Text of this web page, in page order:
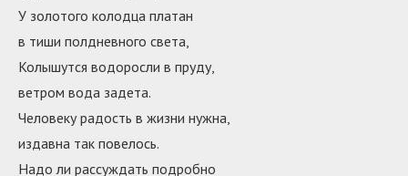
У золотого колодца платан
в тиши полдневного света,
Колышутся водоросли в пруду,
ветром вода задета.
Человеку радость в жизни нужна,
издавна так повелось.
Надо ли рассуждать подробно